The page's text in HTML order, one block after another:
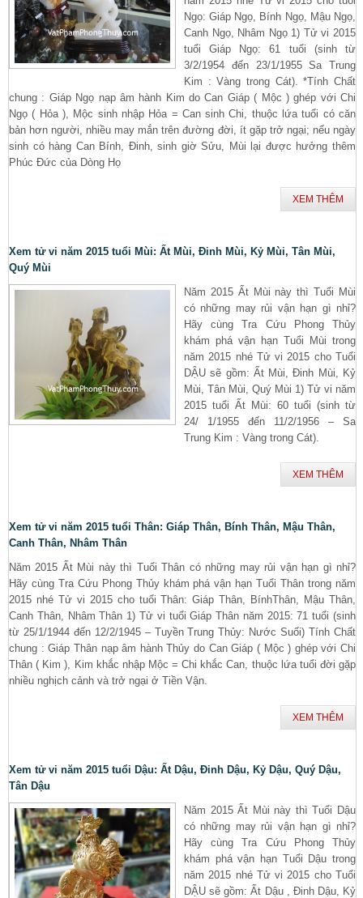
Ngọ: Giáp Ngọ, Bính Ngọ, Mậu Ngọ,
Canh Ngọ, Nhâm Ngọ 1) Tử vi 2015
tuổi Giáp Ngọ: 61 tuổi (sinh từ
3/2/1954 đến 23/1/1955 Sa Trung
Kim : Vàng trong Cát). *Tính Chất
chung : Giáp Ngọ nạp âm hành Kim do Can Giáp ( Mộc ) ghép với Chi
Ngọ ( Hỏa ), Mộc sinh nhập Hỏa = Can sinh Chi, thuộc lứa tuổi có căn
bản hơn người, nhiều may mắn trên đường đời, ít gặp trở ngại; nếu ngày
sinh có hàng Can Bính, Đinh, sinh giờ Sửu, Mùi lại được hưởng thêm
Phúc Đức của Dòng Họ
XEM THÊM
Xem tử vi năm 2015 tuổi Mùi: Ất Mùi, Đinh Mùi, Kỷ Mùi, Tân Mùi,
Quý Mùi
Năm 2015 Ất Mùi này thì Tuổi Mùi
có những may rủi vận hạn gì nhỉ?
Hãy cùng Tra Cứu Phong Thủy
khám phá vận hạn Tuổi Mùi trong
năm 2015 nhé Tử vi 2015 cho Tuổi
DẬU sẽ gồm: Ất Mùi, Đinh Mùi, Kỷ
Mùi, Tân Mùi, Quý Mùi 1) Tử vi năm
2015 tuổi Ất Mùi: 60 tuổi (sinh từ
24/ 1/1955 đến 11/2/1956 – Sa
Trung Kim : Vàng trong Cát).
XEM THÊM
Xem tử vi năm 2015 tuổi Thân: Giáp Thân, Bính Thân, Mậu Thân,
Canh Thân, Nhâm Thân
Năm 2015 Ất Mùi này thì Tuổi Thân có những may rủi vận hạn gì nhỉ?
Hãy cùng Tra Cứu Phong Thủy khám phá vận hạn Tuổi Thân trong năm
2015 nhé Tử vi 2015 cho tuổi Thân: Giáp Thân, BínhThân, Mậu Thân,
Canh Thân, Nhâm Thân 1) Tử vi tuổi Giáp Thân năm 2015: 71 tuổi (sinh
từ 25/1/1944 đến 12/2/1945 – Tuyền Trung Thủy: Nước Suối) Tính Chất
chung : Giáp Thân nạp âm hành Thủy do Can Giáp ( Mộc ) ghép với Chi
Thân ( Kim ), Kim khắc nhập Mộc = Chi khắc Can, thuộc lứa tuổi đời gặp
nhiều nghịch cảnh và trở ngại ở Tiền Vận.
XEM THÊM
Xem tử vi năm 2015 tuổi Dậu: Ất Dậu, Đinh Dậu, Kỷ Dậu, Quý Dậu,
Tân Dậu
Năm 2015 Ất Mùi này thì Tuổi Dậu
có những may rủi vận hạn gì nhỉ?
Hãy cùng Tra Cứu Phong Thủy
khám phá vận hạn Tuổi Dậu trong
năm 2015 nhé Tử vi 2015 cho Tuổi
DẬU sẽ gồm: Ất Dậu , Đinh Dậu, Kỷ